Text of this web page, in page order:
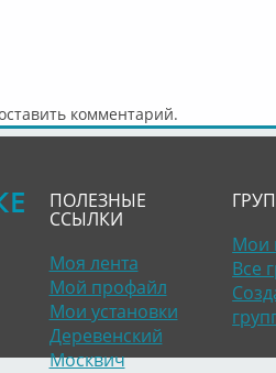
комментарий.
ПОЛЕЗНЫЕ
ССЫЛКИ
Моя лента
Мой профайл
Мои установки
Деревенский
Москвич
Мои
Все